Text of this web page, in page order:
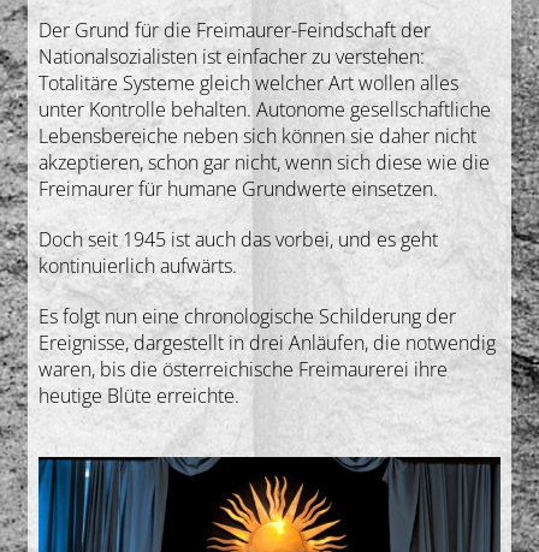
Der Grund für die Freimaurer-Feindschaft der
Nationalsozialisten ist einfacher zu verstehen:
Totalitäre Systeme gleich welcher Art wollen alles
unter Kontrolle behalten. Autonome gesellschaftliche
Lebensbereiche neben sich können sie daher nicht
akzeptieren, schon gar nicht, wenn sich diese wie die
Freimaurer für humane Grundwerte einsetzen.
Doch seit 1945 ist auch das vorbei, und es geht
kontinuierlich aufwärts.
Es folgt nun eine chronologische Schilderung der
Ereignisse, dargestellt in drei Anläufen, die notwendig
waren, bis die österreichische Freimaurerei ihre
heutige Blüte erreichte.